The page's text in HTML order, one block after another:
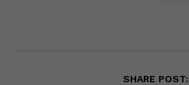
SHARE POST: